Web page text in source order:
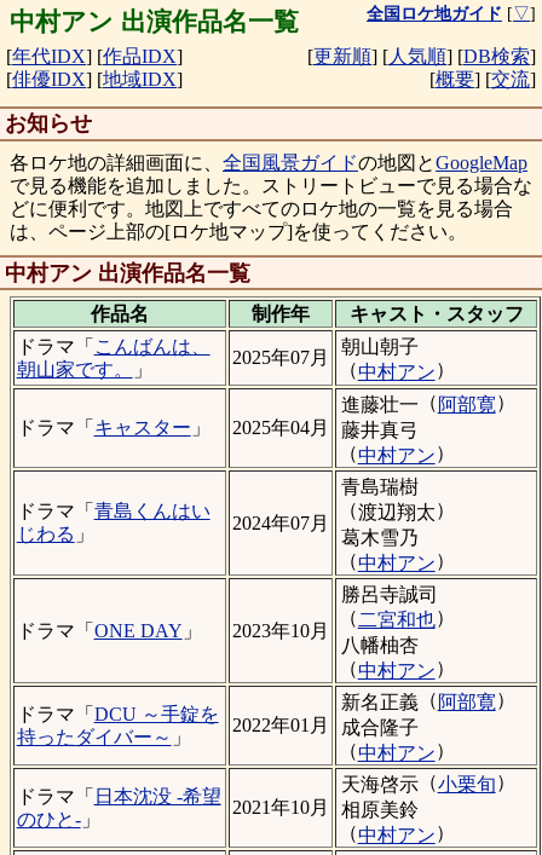
中村アン 出演作品名一覧 全国ロケ地ガイド [▽]
[年代IDX] [作品IDX]
[俳優IDX] [地域IDX]
[更新順] [人気順] [DB検索]
[概要] [交流]
お知らせ
各ロケ地の詳細画面に、 全国風景ガイドの地図とGoogleMap
で見る機能を追加しました。ストリートビューで見る場合な
どに便利です。地図上ですべてのロケ地の一覧を見る場合
は、ページ上部の[ロケ地マップ]を使ってください。
中村アン 出演作品名一覧
作品名 制作年 キャスト・ スタッフ
ドラマ「 こんばんは、
朝山家です。
」
2025年07月
朝山朝子
（中村アン）
ドラマ「 キャスター 」 2025年04月
進藤壮一 （ 阿部寛）
藤井真弓
（中村アン）
ドラマ「 青島くんはい
じわる 」
2024年07月
青島瑞樹
（渡辺翔太）
葛木雪乃
（中村アン）
ドラマ「 ONE DAY 」 2023年10月
勝呂寺誠司
（ 二宮和也）
八幡柚杏
（中村アン）
ドラマ「 DCU ～手錠を
持ったダイバー～ 」
2022年01月
新名正義（ 阿部寛）
成合隆子
（中村アン）
ドラマ「 日本沈没 -希望
のひと-」
2021年10月
天海啓示（小栗旬）
相原美鈴
（中村アン）